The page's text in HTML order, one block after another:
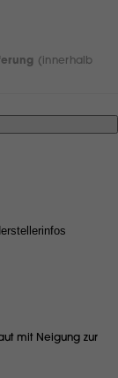
(innerhalb
mit Neigung zur